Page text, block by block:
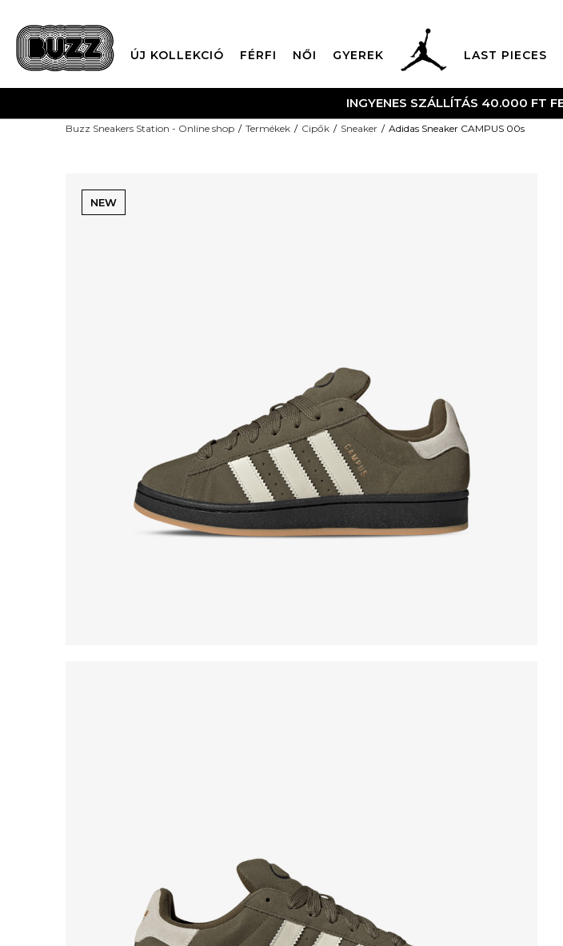
ÚJ KOLLEKCIÓ FÉRFI NŐI GYEREK LAST PIECES
Buzz Sneakers Station - Online shop Termékek Cipők Sneaker Adidas Sneaker CAMPUS 00s
NEW